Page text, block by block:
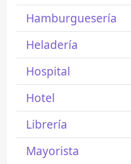
Hamburguesería
Heladería
Hospital
Hotel
Librería
Mayorista